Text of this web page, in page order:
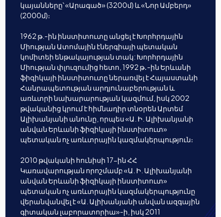
կայանները՝ «Արագած» (3200մ) և «Նոր Ամբերդ»
(2000մ)։
1962 թ.-ին ինստիտուտը անցել է Խորհրդային
Միության Ատոմային էներգիայի պետական
կոմիտեի ենթակայության տակ: Խորհրդային
Միության փլուզումից հետո, 1992 թ․-ին Երևանի
ֆիզիկայի ինստիտուտը ներառվել է Հայաստանի
Հանրապետության արդյունաբերության և
առևտրի նախարարության կազմում, իսկ 2002
թվականից կրում է հիմնադիր տնօրեն Արտեմ
Ալիխանյանի անունը, որպես «Ա. Ի. Ալիխանյանի
անվան Երևանի ֆիզիկայի ինստիտուտ»
պետական ոչ առևտրային կազմակերպություն։
2010 թվականի հունիսի 17-ին ՀՀ
Կառավարության որոշմամբ «Ա. Ի. Ալիխանյանի
անվան Երևանի ֆիզիկայի ինստիտուտ»
պետական ոչ առևտրային կազմակերպությունը
վերանվանվել է «Ա. Ալիխանյանի անվան ազգային
գիտական լաբորատորիա»-ի, իսկ 2011